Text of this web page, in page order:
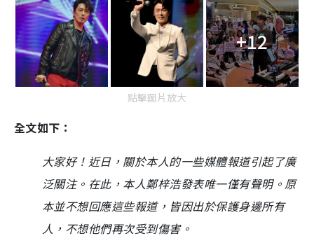
+12
點擊圖片放大
全文如下：
大家好！近日，關於本人的一些媒體報道引起了廣
泛關注。在此，本人鄭梓浩發表唯一僅有聲明。原
本並不想回應這些報道，皆因出於保護身邊所有
人，不想他們再次受到傷害。